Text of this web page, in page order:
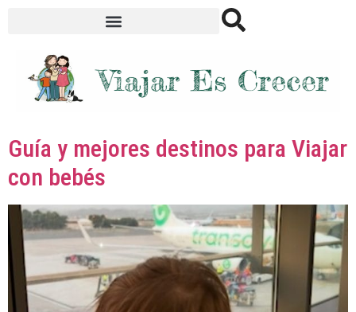
Guía y mejores destinos para Viajar
con bebés